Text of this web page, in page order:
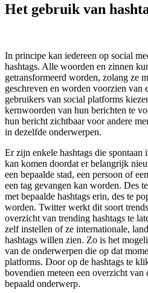
Het gebruik van
In principe kan iedereen op social
hashtags. Alle woorden en zinnen
getransformeerd worden, zolang ze
geschreven en worden voorzien van
gebruikers van social platforms
kernwoorden van hun berichten te
hun bericht zichtbaar voor andere
in dezelfde onderwerpen.
Er zijn enkele hashtags die
kan komen doordat er belangrijk
een bepaalde stad, een persoon of
een tag gevangen kan worden. Des
met bepaalde hashtags erin, des te
worden. Twitter werkt dit soort
overzicht van trending hashtags te
zelf instellen of ze internationale,
hashtags willen zien. Zo is het
van de onderwerpen die op dat
platforms. Door op de hashtags te
bovendien meteen een overzicht van
bepaald onderwerp.